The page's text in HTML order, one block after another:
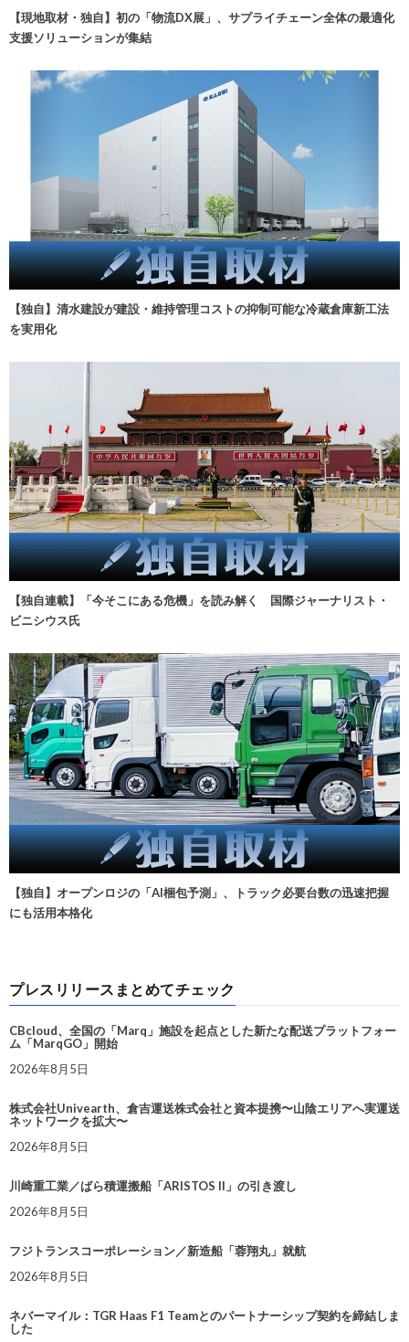
【現地取材・独自】初の「物流DX展」、サプライチェーン全体の最適化
支援ソリューションが集結
【独自】清水建設が建設・維持管理コストの抑制可能な冷蔵倉庫新工法
を実用化
【独自連載】「今そこにある危機」を読み解く 国際ジャーナリスト・
ビニシウス氏
【独自】オープンロジの「AI梱包予測」、トラック必要台数の迅速把握
にも活用本格化
プレスリリースまとめてチェック
CBcloud、全国の「Marq」施設を起点とした新たな配送プラットフォー
ム「MarqGO」開始
2026年8月5日
株式会社Univearth、倉吉運送株式会社と資本提携〜山陰エリアへ実運送
ネットワークを拡大〜
2026年8月5日
川崎重工業／ばら積運搬船「ARISTOS II」の引き渡し
2026年8月5日
フジトランスコーポレーション／新造船「蓉翔丸」就航
2026年8月5日
ネバーマイル：TGR Haas F1 Teamとのパートナーシップ契約を締結しま
した